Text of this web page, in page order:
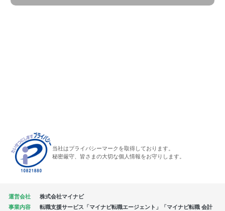
当社はプライバシーマークを取得しております。
秘密厳守、皆さまの大切な個人情報をお守りします。
運営会社
株式会社マイナビ
事業内容
転職支援サービス「マイナビ転職エージェント」「マイナビ転職 会計